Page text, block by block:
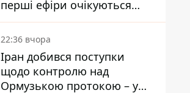
перші ефіри очікуються
наступного тижня
22:36 вчора
Іран добився поступки
щодо контролю над
Ормузькою протокою – у